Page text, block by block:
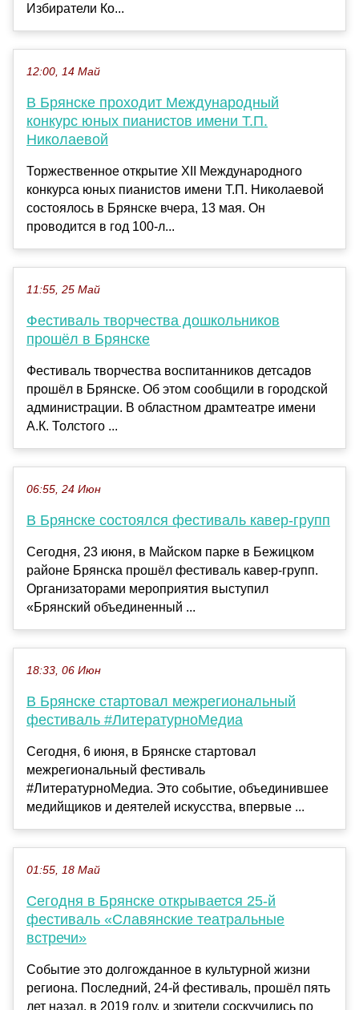
Избиратели Ко...
12:00, 14 Май
В Брянске проходит Международный
конкурс юных пианистов имени Т.П.
Николаевой
Торжественное открытие XII Международного
конкурса юных пианистов имени Т.П. Николаевой
состоялось в Брянске вчера, 13 мая. Он
проводится в год 100-л...
11:55, 25 Май
Фестиваль творчества дошкольников
прошёл в Брянске
Фестиваль творчества воспитанников детсадов
прошёл в Брянске. Об этом сообщили в городской
администрации. В областном драмтеатре имени
А.К. Толстого ...
06:55, 24 Июн
В Брянске состоялся фестиваль кавер-групп
Сегодня, 23 июня, в Майском парке в Бежицком
районе Брянска прошёл фестиваль кавер-групп.
Организаторами мероприятия выступил
«Брянский объединенный ...
18:33, 06 Июн
В Брянске стартовал межрегиональный
фестиваль #ЛитературноМедиа
Сегодня, 6 июня, в Брянске стартовал
межрегиональный фестиваль
#ЛитературноМедиа. Это событие, объединившее
медийщиков и деятелей искусства, впервые ...
01:55, 18 Май
Сегодня в Брянске открывается 25-й
фестиваль «Славянские театральные
встречи»
Событие это долгожданное в культурной жизни
региона. Последний, 24-й фестиваль, прошёл пять
лет назад, в 2019 году, и зрители соскучились по